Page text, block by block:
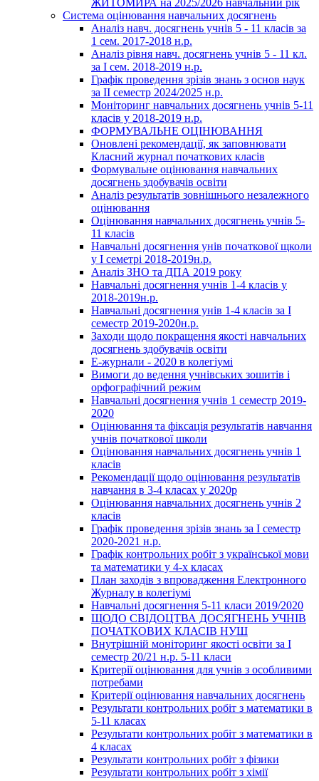
ЖИТОМИРА на 2025/2026 навчальний рік
Система оцінювання навчальних досягнень
Аналіз навч. досягнень учнів 5 - 11 класів за
1 сем. 2017-2018 н.р.
Аналіз рівня навч. досягнень учнів 5 - 11 кл.
за І сем. 2018-2019 н.р.
Графік проведення зрізів знань з основ наук
за ІІ семестр 2024/2025 н.р.
Моніторинг навчальних досягнень учнів 5-11
класів у 2018-2019 н.р.
ФОРМУВАЛЬНЕ ОЦІНЮВАННЯ
Оновлені рекомендації, як заповнювати
Класний журнал початкових класів
Формувальне оцінювання навчальних
досягнень здобувачів освіти
Аналіз результатів зовнішнього незалежного
оцінювання
Оцінювання навчальних досягнень учнів 5-
11 класів
Навчальні досягнення унів початкової щколи
у І семетрі 2018-2019н.р.
Аналіз ЗНО та ДПА 2019 року
Навчальні досягнення учнів 1-4 класів у
2018-2019н.р.
Навчальні досягнення унів 1-4 класів за І
семестр 2019-2020н.р.
Заходи щодо покращення якості навчальних
досягнень здобувачів освіти
Е-журнали - 2020 в колегіумі
Вимоги до ведення учнівських зошитів і
орфографічний режим
Навчальні досягнення учнів 1 семестр 2019-
2020
Оцінювання та фіксація результатів навчання
учнів початкової школи
Оцінювання навчальних досягнень учнів 1
класів
Рекомендації щодо оцінювання результатів
навчання в 3-4 класах у 2020р
Оцінювання навчальних досягнень учнів 2
класів
Графік проведення зрізів знань за І семестр
2020-2021 н.р.
Графік контрольних робіт з української мови
та математики у 4-х класах
План заходів з впровадження Електронного
Журналу в колегіумі
Навчальні досягнення 5-11 класи 2019/2020
ЩОДО СВІДОЦТВА ДОСЯГНЕНЬ УЧНІВ
ПОЧАТКОВИХ КЛАСІВ НУШ
Внутрішній моніторинг якості освіти за І
семестр 20/21 н.р. 5-11 класи
Критерії оцінювання для учнів з особливими
потребами
Критерії оцінювання навчальних досягнень
Результати контрольних робіт з математики в
5-11 класах
Результати контрольних робіт з математики в
4 класах
Результати контрольних робіт з фізики
Результати контрольних робіт з хімії